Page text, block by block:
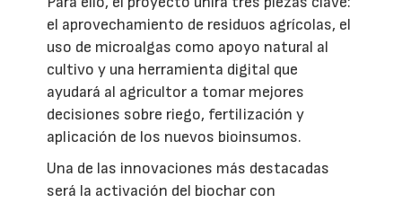
el aprovechamiento de residuos agrícolas, el
uso de microalgas como apoyo natural al
cultivo y una herramienta digital que
ayudará al agricultor a tomar mejores
decisiones sobre riego, fertilización y
aplicación de los nuevos bioinsumos.
Una de las innovaciones más destacadas
será la activación del biochar con